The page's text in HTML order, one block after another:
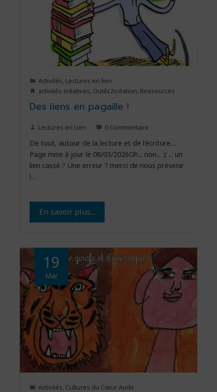
Activités, Lectures en lien
activités créatives, Outils2création, Ressources
Des liens en pagaille !
Lectures en Lien 0 Commentaire
De tout, autour de la lecture et de l'écriture…
Page mise à jour le 08/03/2026Oh... non... :( ... un
lien cassé ? Une erreur ? merci de nous prévenir
!…
En savoir plus...
19
Mar
Activités Cultures du Cœur Aude